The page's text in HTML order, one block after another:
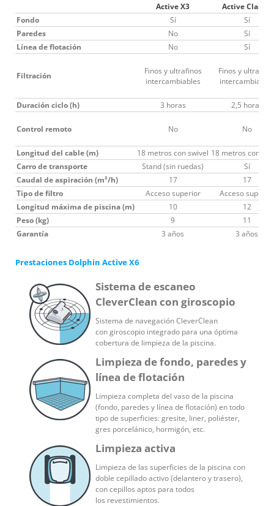
Active X3
Active Classic
Fondo
Sí
Sí
Paredes
No
Sí
Línea de flotación
No Sí
Filtración
Finos y ultrafinos
intercambiables
Finos y
intercambiables
Duración ciclo (h) 3 horas 2,5 horas
Control remoto No No
Longitud del cable (m) 18 metros con swivel 18 metros con
Carro de transporte
Stand (sin ruedas)
Sí
Caudal de aspiración (m³/h)
17
17
Tipo de filtro
Acceso superior
Acceso superior
Longitud máxima de piscina (m)
10
12
Peso (kg)
9
11
Garantía
3 años 3 años
Prestaciones Dolphin Active X6
Sistema de escaneo
CleverClean con giroscopio
Sistema de navegación CleverClean
con giroscopio integrado para una óptima
cobertura de limpieza de la piscina.
Limpieza de fondo, paredes y
línea de flotación
Limpieza completa del vaso de la piscina
(fondo, paredes y línea de flotación) en todo
tipo de superficies: gresite, liner, poliéster,
gres porcelánico, hormigón, etc.
Limpieza activa
Limpieza de las superficies de la piscina con
doble cepillado activo (delantero y trasero),
con cepillos aptos para todos
los revestimientos.